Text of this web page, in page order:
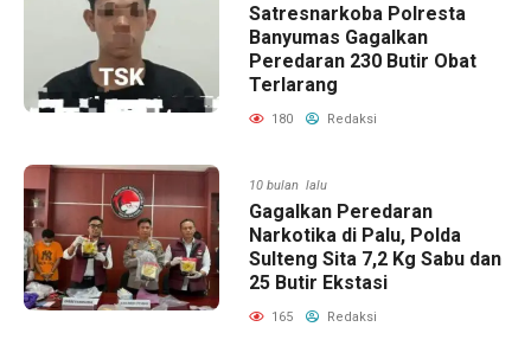
Satresnarkoba Polresta
Banyumas Gagalkan
Peredaran 230 Butir Obat
Terlarang
180 Redaksi
10 bulan lalu
Gagalkan Peredaran
Narkotika di Palu, Polda
Sulteng Sita 7,2 Kg Sabu dan
25 Butir Ekstasi
165 Redaksi